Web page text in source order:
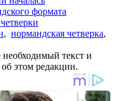
формата
, нормандская четверка,
текст и
этом редакции.